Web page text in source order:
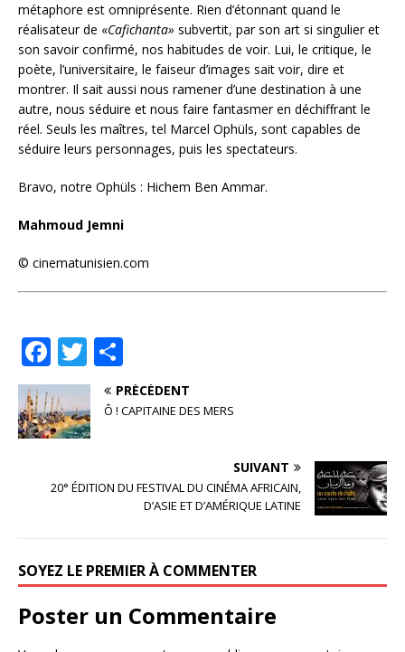
métaphore est omniprésente. Rien d’étonnant quand le
réalisateur de «Cafichanta» subvertit, par son art si singulier et
son savoir confirmé, nos habitudes de voir. Lui, le critique, le
poète, l’universitaire, le faiseur d’images sait voir, dire et
montrer. Il sait aussi nous ramener d’une destination à une
autre, nous séduire et nous faire fantasmer en déchiffrant le
réel. Seuls les maîtres, tel Marcel Ophüls, sont capables de
séduire leurs personnages, puis les spectateurs.
Bravo, notre Ophüls : Hichem Ben Ammar.
Mahmoud Jemni
© cinematunisien.com
F
a
c
e
o
T
w
it
te
ar
ta
r
PRÉCÉDENT
Ô ! CAPITAINE DES MERS
SUIVANT
20° ÉDITION DU FESTIVAL DU CINÉMA AFRICAIN,
D’ASIE ET D’AMÉRIQUE LATINE
SOYEZ LE PREMIER À COMMENTER
Poster un Commentaire